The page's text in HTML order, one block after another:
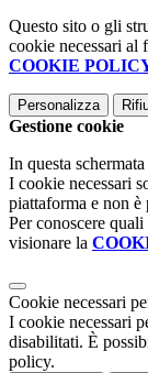
Questo sito o gli
cookie necessari al
COOKIE
Personalizza
Gestione cookie
In questa
I cookie necessari
piattaforma e non
Per conoscere
visionare la
Cookie necessari
I cookie necessari
disabilitati. È
policy.